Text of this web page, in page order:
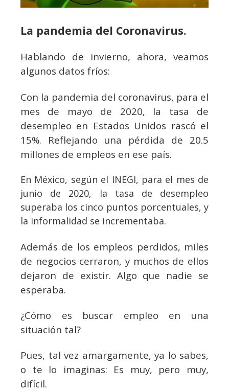
La pandemia del Coronavirus.
Hablando de invierno, ahora, veamos
algunos datos fríos:
Con la pandemia del coronavirus, para el
mes de mayo de 2020, la tasa de
desempleo en Estados Unidos rascó el
15%. Reflejando una pérdida de 20.5
millones de empleos en ese país.
En México, según el INEGI, para el mes de
junio de 2020, la tasa de desempleo
superaba los cinco puntos porcentuales, y
la informalidad se incrementaba.
Además de los empleos perdidos, miles
de negocios cerraron, y muchos de ellos
dejaron de existir. Algo que nadie se
esperaba.
¿Cómo es buscar empleo en una
situación tal?
Pues, tal vez amargamente, ya lo sabes,
o te lo imaginas: Es muy, pero muy,
difícil.